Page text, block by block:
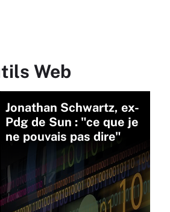
Web
Jonathan Schwartz, ex-
Pdg de Sun : "ce que je
ne pouvais pas dire"